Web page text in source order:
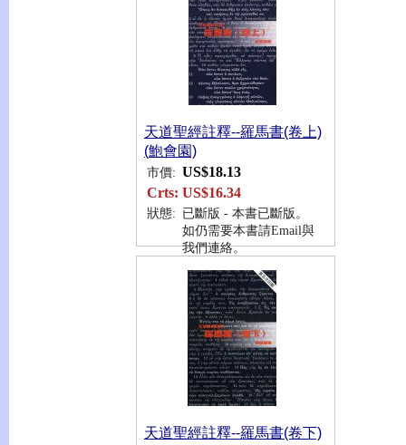
天道聖經註釋--羅馬書(卷上)
(鮑會園)
市價: US$18.13
Crts: US$16.34
狀態: 已斷版 - 本書已斷版。
如仍需要本書請Email與
我們連絡。
天道聖經註釋--羅馬書(卷下)